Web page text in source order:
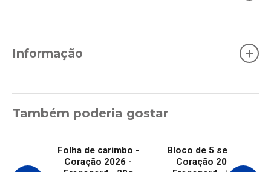
Informação +
Também poderia gostar
Folha de carimbo -
Coração 2026 -
Bloco de 5 selos -
Coração 2026